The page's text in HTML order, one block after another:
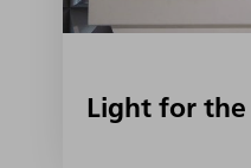
Light for